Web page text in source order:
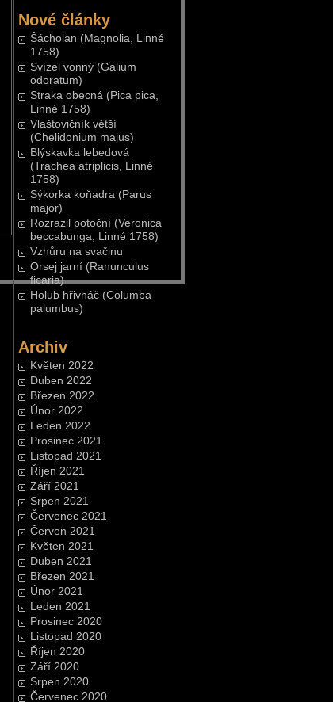
Nové články
Šácholan (Magnolia, Linné
1758)
Svízel vonný (Galium
odoratum)
Straka obecná (Pica pica,
Linné 1758)
Vlaštovičník větší
(Chelidonium majus)
Blýskavka lebedová
(Trachea atriplicis, Linné
1758)
Sýkorka koňadra (Parus
major)
Rozrazil potoční (Veronica
beccabunga, Linné 1758)
Vzhůru na svačinu
Orsej jarní (Ranunculus
ficaria)
Holub hřivnáč (Columba
palumbus)
Archiv
Květen 2022
Duben 2022
Březen 2022
Únor 2022
Leden 2022
Prosinec 2021
Listopad 2021
Říjen 2021
Září 2021
Srpen 2021
Červenec 2021
Červen 2021
Květen 2021
Duben 2021
Březen 2021
Únor 2021
Leden 2021
Prosinec 2020
Listopad 2020
Říjen 2020
Září 2020
Srpen 2020
Červenec 2020